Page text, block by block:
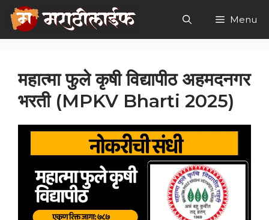
Skip
content
Menu
महात्मा फुले कृषी विद्यापीठ अहमदनगर
भरती (MPKV Bharti 2025)